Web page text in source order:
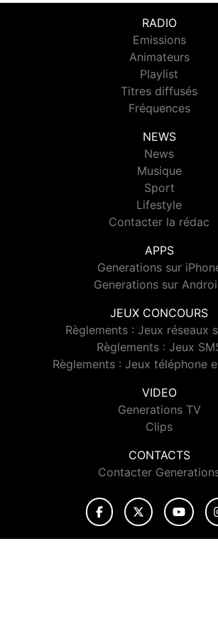
RADIO
Emissions
Animateurs
Playlist
Titres diffusés
Fréquences
NEWS
News
Musique
Sport
Lifestyle
Contacter la rédac
APPS
Generations sur
Generations sur
JEUX CONCOURS
Règlements : Jeux réseaux
Règlements : Jeux
Règlements : Jeux téléphone
VIDEO
Generations TV
Clips
CONTACTS
Contacter